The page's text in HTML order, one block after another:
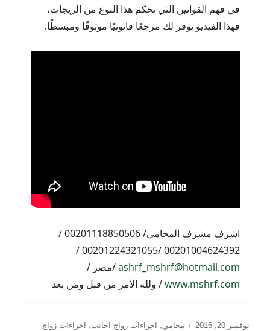
في فهم القوانين التي تحكم هذا النوع من الزيجات،
فهذا الفيديو يوفر لك مرجعًا قانونيًا موثوقًا ومبسطًا.
اشرف مشرف المحامي/ 00201118850506 /
00201004624392 /00201224321055 /
ashrf_mshrf@hotmail.com/مصر /
www.mshrf.com/ ولله الأمر من قبل ومن بعد
نُشرت
نوفمبر 20, 2016 التصنيفات
محامي, اجراءات زواج اجانب,
اجراءات زواج